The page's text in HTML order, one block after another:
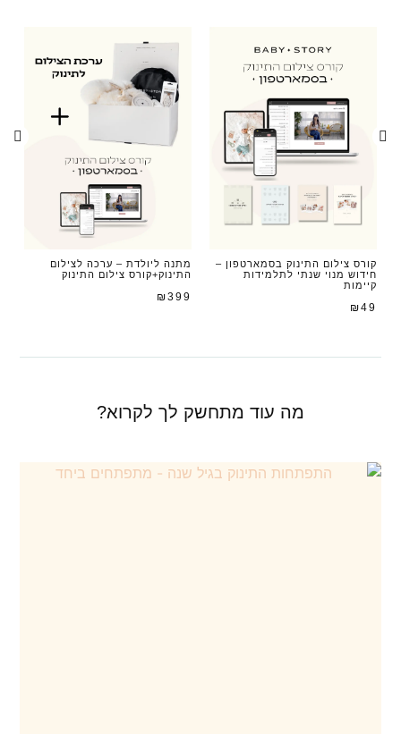
קורס צילום התינוק בסמארטפון –
חידוש מנוי שנתי לתלמידות
קיימות
₪49
מתנה ליולדת – ערכה לצילום
התינוק+קורס צילום התינוק
₪399
מה עוד מתחשק לך לקרוא?